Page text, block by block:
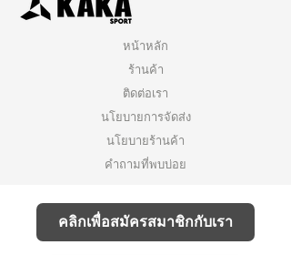
หน้าหลัก
ร้านค้า
ติดต่อเรา
นโยบายการจัดส่ง
นโยบายร้านค้า
คำถามที่พบบ่อย
คลิกเพื่อสมัครสมาชิกกับเรา